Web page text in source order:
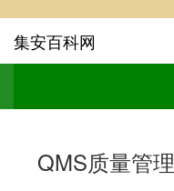
集安百科网
QMS质量管